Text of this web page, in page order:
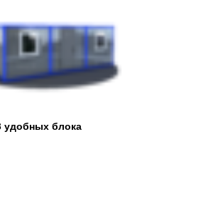
удобных блока